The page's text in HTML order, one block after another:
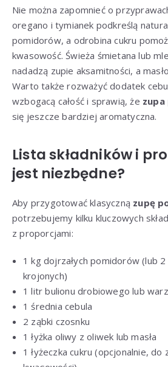
Nie można zapomnieć o
oregano i tymianek podkreślą
pomidorów, a odrobina cukru
kwasowość. Świeża śmietana lub
nadadzą zupie aksamitności, a
Warto także rozważyć dodatek
wzbogacą całość i sprawią, że
się jeszcze bardziej aromatyczna.
Lista składników i
jest niezbędne?
Aby przygotować klasyczną zupę
potrzebujemy kilku kluczowych
z proporcjami:
1 kg dojrzałych pomidorów (lub
krojonych)
1 litr bulionu drobiowego lub
1 średnia cebula
2 ząbki czosnku
1 łyżka oliwy z oliwek lub masła
1 łyżeczka cukru (opcjonalnie, do